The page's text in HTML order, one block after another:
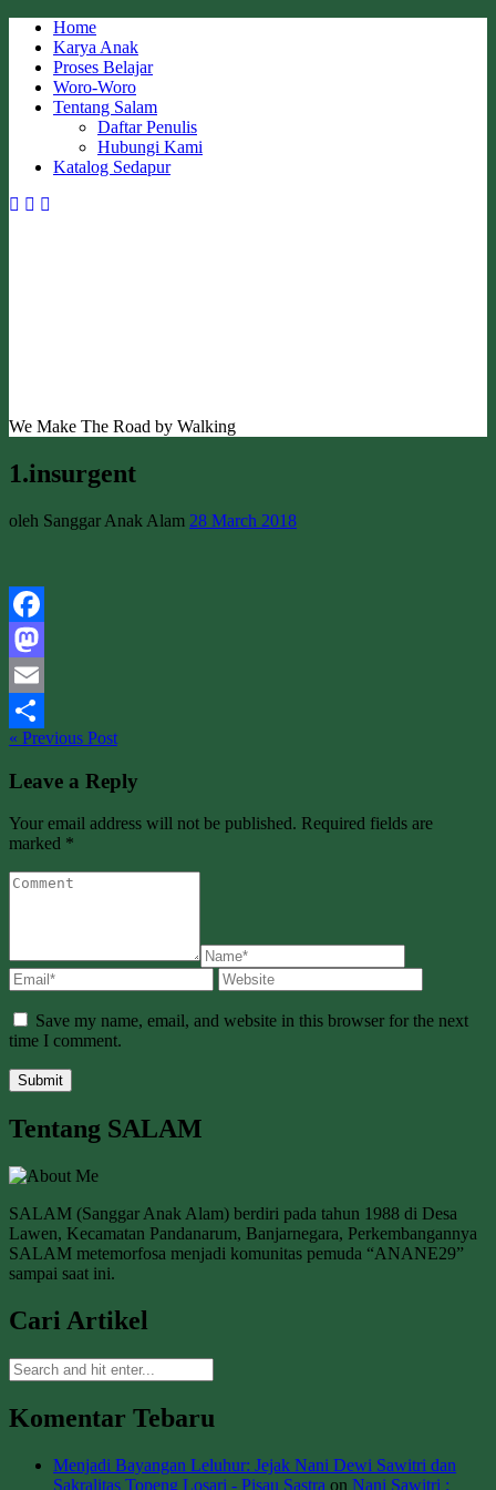
Skip
content
Home
Karya Anak
Proses Belajar
Woro-Woro
Tentang Salam
Daftar Penulis
Hubungi Kami
Katalog Sedapur
We Make The Road by Walking
1.insurgent
oleh Sanggar Anak Alam 28 March 2018
Facebook
Mastodon
Email
Share
« Previous Post
Leave a Reply
Your email address will not be published. Required fields are
marked *
Save my name, email, and website in this browser for the next
time I comment.
Tentang SALAM
SALAM (Sanggar Anak Alam) berdiri pada tahun 1988 di Desa
Lawen, Kecamatan Pandanarum, Banjarnegara, Perkembangannya
SALAM metemorfosa menjadi komunitas pemuda “ANANE29”
sampai saat ini.
Cari Artikel
Komentar Tebaru
Menjadi Bayangan Leluhur: Jejak Nani Dewi Sawitri dan
Sakralitas Topeng Losari - Pisau Sastra on Nani Sawitri :